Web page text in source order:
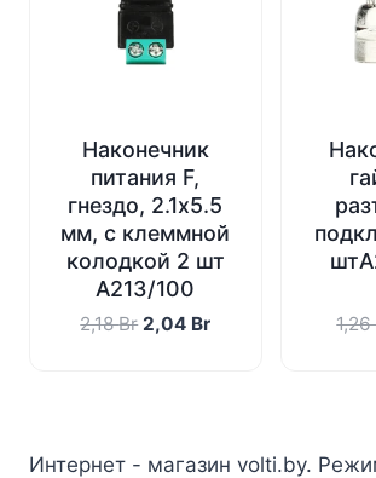
Наконечник
питания F,
гнездо, 2.1х5.5
мм, с клеммной
колодкой 2 шт
A213/100
2,18Br Первоначальная
2,04 BrТекущая
1,26
Интернет - магазин volti.by.